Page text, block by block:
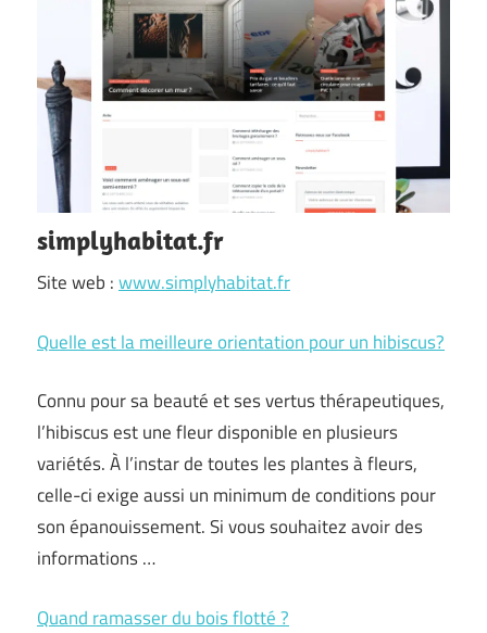
simplyhabitat.fr
Site web :www.simplyhabitat.fr
Quelle est la meilleure orientation pour un hibiscus?
Connu pour sa beauté et ses vertus thérapeutiques,
l’hibiscus est une fleur disponible en plusieurs
variétés. À l’instar de toutes les plantes à fleurs,
celle-ci exige aussi un minimum de conditions pour
son épanouissement. Si vous souhaitez avoir des
informations …
Quand ramasser du bois flotté ?